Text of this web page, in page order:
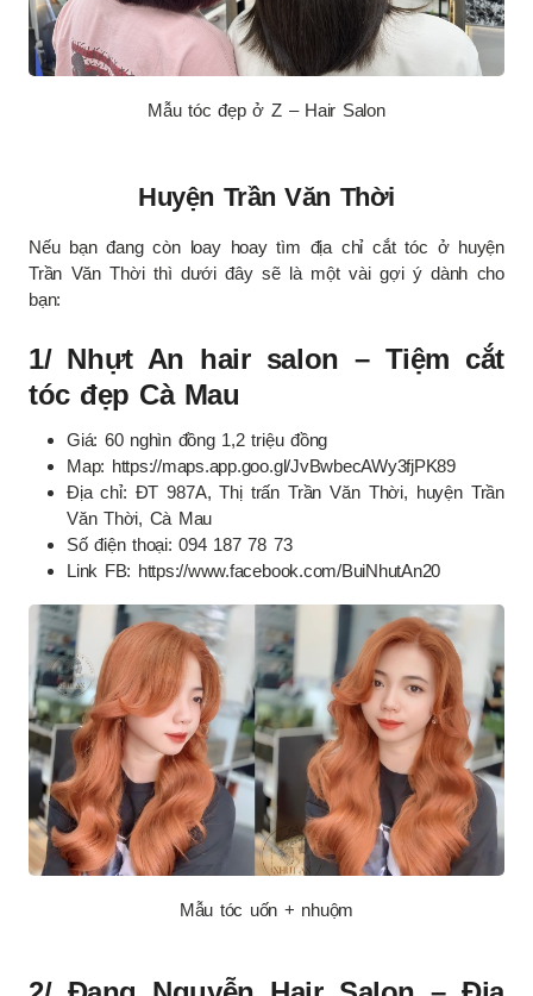
Mẫu tóc đẹp ở Z – Hair Salon
Huyện Trần Văn Thời
Nếu bạn đang còn loay hoay tìm địa chỉ cắt tóc ở huyện
Trần Văn Thời thì dưới đây sẽ là một vài gợi ý dành cho
bạn:
1/ Nhựt An hair salon – Tiệm cắt
tóc đẹp Cà Mau
Giá: 60 nghìn đồng 1,2 triệu đồng
Map: https://maps.app.goo.gl/JvBwbecAWy3fjPK89
Địa chỉ: ĐT 987A, Thị trấn Trần Văn Thời, huyện Trần
Văn Thời, Cà Mau
Số điện thoại: 094 187 78 73
Link FB: https://www.facebook.com/BuiNhutAn20
Mẫu tóc uốn + nhuộm